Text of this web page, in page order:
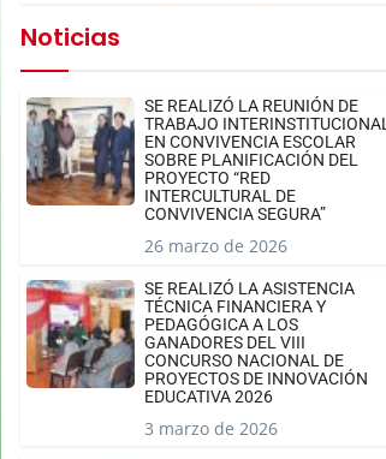
Noticias
SE REALIZÓ LA REUNIÓN DE
TRABAJO INTERINSTITUCIONAL
EN CONVIVENCIA ESCOLAR
SOBRE PLANIFICACIÓN DEL
PROYECTO “RED
INTERCULTURAL DE
CONVIVENCIA SEGURA”
26 marzo de 2026
SE REALIZÓ LA ASISTENCIA
TÉCNICA FINANCIERA Y
PEDAGÓGICA A LOS
GANADORES DEL VIII
CONCURSO NACIONAL DE
PROYECTOS DE INNOVACIÓN
EDUCATIVA 2026
3 marzo de 2026